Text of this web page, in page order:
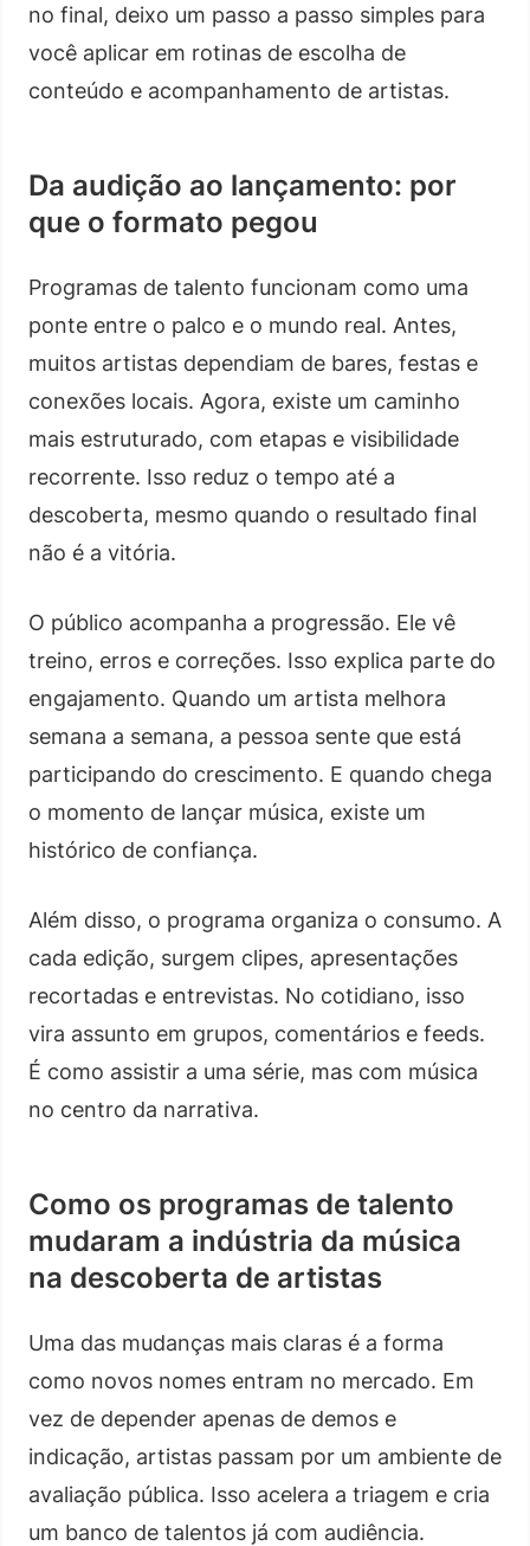
no final, deixo um passo a passo simples para
você aplicar em rotinas de escolha de
conteúdo e acompanhamento de artistas.
Da audição ao lançamento: por
que o formato pegou
Programas de talento funcionam como uma
ponte entre o palco e o mundo real. Antes,
muitos artistas dependiam de bares, festas e
conexões locais. Agora, existe um caminho
mais estruturado, com etapas e visibilidade
recorrente. Isso reduz o tempo até a
descoberta, mesmo quando o resultado final
não é a vitória.
O público acompanha a progressão. Ele vê
treino, erros e correções. Isso explica parte do
engajamento. Quando um artista melhora
semana a semana, a pessoa sente que está
participando do crescimento. E quando chega
o momento de lançar música, existe um
histórico de confiança.
Além disso, o programa organiza o consumo. A
cada edição, surgem clipes, apresentações
recortadas e entrevistas. No cotidiano, isso
vira assunto em grupos, comentários e feeds.
É como assistir a uma série, mas com música
no centro da narrativa.
Como os programas de talento
mudaram a indústria da música
na descoberta de artistas
Uma das mudanças mais claras é a forma
como novos nomes entram no mercado. Em
vez de depender apenas de demos e
indicação, artistas passam por um ambiente de
avaliação pública. Isso acelera a triagem e cria
um banco de talentos já com audiência.